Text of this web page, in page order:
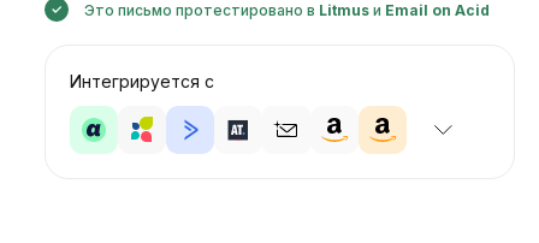
Это письмо протестировано в Litmus и Email on Acid
Интегрируется с